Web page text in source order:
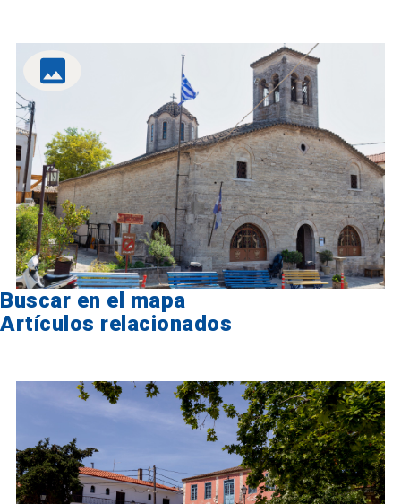
Buscar en el mapa
Artículos relacionados